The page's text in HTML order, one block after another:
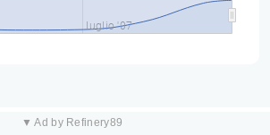
luglio '07
▼ Ad by Refinery89